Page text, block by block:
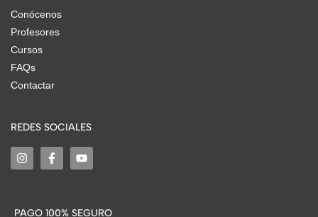
Conócenos
Profesores
Cursos
FAQs
Contactar
REDES SOCIALES
PAGO 100% SEGURO